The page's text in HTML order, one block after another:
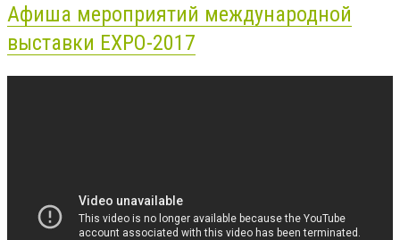
Афиша мероприятий международной
выставки EXPO-2017